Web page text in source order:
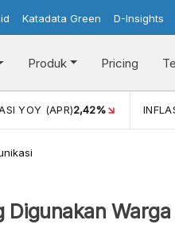
Katadata Green D-Insights
Produk Pricing
2,42% INFLASI MOM